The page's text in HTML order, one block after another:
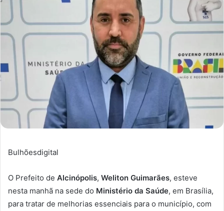
Bulhõesdigital
O Prefeito de Alcinópolis, Weliton Guimarães, esteve
nesta manhã na sede do Ministério da Saúde, em Brasília,
para tratar de melhorias essenciais para o município, com